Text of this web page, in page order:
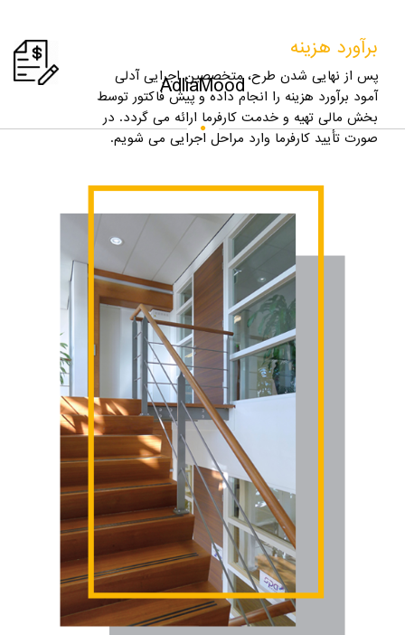
برآورد هزینه
پس از نهایی شدن طرح، متخصصین اجرایی آدلی
آمود برآورد هزینه را انجام داده و پیش فاکتور توسط
بخش مالی تهیه و خدمت کارفرما ارائه می گردد. در
صورت تأیید کارفرما وارد مراحل اجرایی می شویم.
AdliaMood